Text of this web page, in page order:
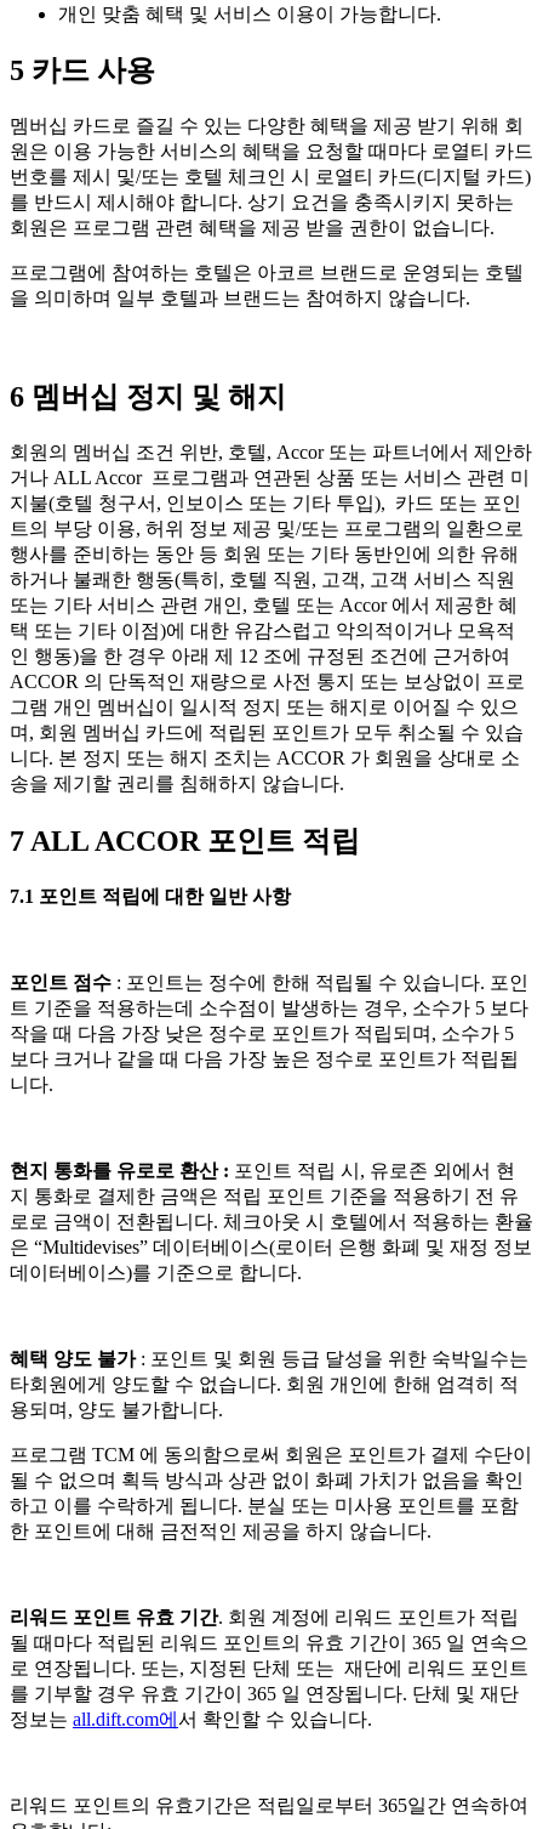
개인 맞춤 혜택 및 서비스 이용이 가능합니다.
5 카드 사용
멤버십 카드로 즐길 수 있는 다양한 혜택을 제공 받기 위해 회
원은 이용 가능한 서비스의 혜택을 요청할 때마다 로열티 카드
번호를 제시 및/또는 호텔 체크인 시 로열티 카드(디지털 카드)
를 반드시 제시해야 합니다. 상기 요건을 충족시키지 못하는
회원은 프로그램 관련 혜택을 제공 받을 권한이 없습니다.
프로그램에 참여하는 호텔은 아코르 브랜드로 운영되는 호텔
을 의미하며 일부 호텔과 브랜드는 참여하지 않습니다.
6 멤버십 정지 및 해지
회원의 멤버십 조건 위반, 호텔, Accor 또는 파트너에서 제안하
거나 ALL Accor 프로그램과 연관된 상품 또는 서비스 관련 미
지불(호텔 청구서, 인보이스 또는 기타 투입), 카드 또는 포인
트의 부당 이용, 허위 정보 제공 및/또는 프로그램의 일환으로
행사를 준비하는 동안 등 회원 또는 기타 동반인에 의한 유해
하거나 불쾌한 행동(특히, 호텔 직원, 고객, 고객 서비스 직원
또는 기타 서비스 관련 개인, 호텔 또는 Accor 에서 제공한 혜
택 또는 기타 이점)에 대한 유감스럽고 악의적이거나 모욕적
인 행동)을 한 경우 아래 제 12 조에 규정된 조건에 근거하여
ACCOR 의 단독적인 재량으로 사전 통지 또는 보상없이 프로
그램 개인 멤버십이 일시적 정지 또는 해지로 이어질 수 있으
며, 회원 멤버십 카드에 적립된 포인트가 모두 취소될 수 있습
니다. 본 정지 또는 해지 조치는 ACCOR 가 회원을 상대로 소
송을 제기할 권리를 침해하지 않습니다.
7 ALL ACCOR 포인트 적립
7.1 포인트 적립에 대한 일반 사항
포인트 점수 : 포인트는 정수에 한해 적립될 수 있습니다. 포인
트 기준을 적용하는데 소수점이 발생하는 경우, 소수가 5 보다
작을 때 다음 가장 낮은 정수로 포인트가 적립되며, 소수가 5
보다 크거나 같을 때 다음 가장 높은 정수로 포인트가 적립됩
니다.
현지 통화를 유로로 환산 : 포인트 적립 시, 유로존 외에서 현
지 통화로 결제한 금액은 적립 포인트 기준을 적용하기 전 유
로로 금액이 전환됩니다. 체크아웃 시 호텔에서 적용하는 환율
은 “Multidevises” 데이터베이스(로이터 은행 화폐 및 재정 정보
데이터베이스)를 기준으로 합니다.
혜택 양도 불가 : 포인트 및 회원 등급 달성을 위한 숙박일수는
타회원에게 양도할 수 없습니다. 회원 개인에 한해 엄격히 적
용되며, 양도 불가합니다.
프로그램 TCM 에 동의함으로써 회원은 포인트가 결제 수단이
될 수 없으며 획득 방식과 상관 없이 화폐 가치가 없음을 확인
하고 이를 수락하게 됩니다. 분실 또는 미사용 포인트를 포함
한 포인트에 대해 금전적인 제공을 하지 않습니다.
리워드 포인트 유효 기간. 회원 계정에 리워드 포인트가 적립
될 때마다 적립된 리워드 포인트의 유효 기간이 365 일 연속으
로 연장됩니다. 또는, 지정된 단체 또는 재단에 리워드 포인트
를 기부할 경우 유효 기간이 365 일 연장됩니다. 단체 및 재단
정보는 all.dift.com에 서 확인할 수 있습니다.
리워드 포인트의 유효기간은 적립일로부터 365일간 연속하여